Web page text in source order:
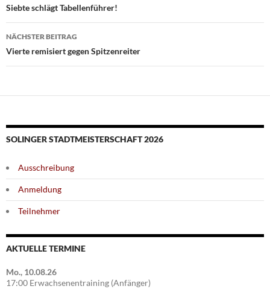
Siebte schlägt Tabellenführer!
NÄCHSTER BEITRAG
Vierte remisiert gegen Spitzenreiter
SOLINGER STADTMEISTERSCHAFT 2026
Ausschreibung
Anmeldung
Teilnehmer
AKTUELLE TERMINE
Mo., 10.08.26
17:00 Erwachsenentraining (Anfänger)